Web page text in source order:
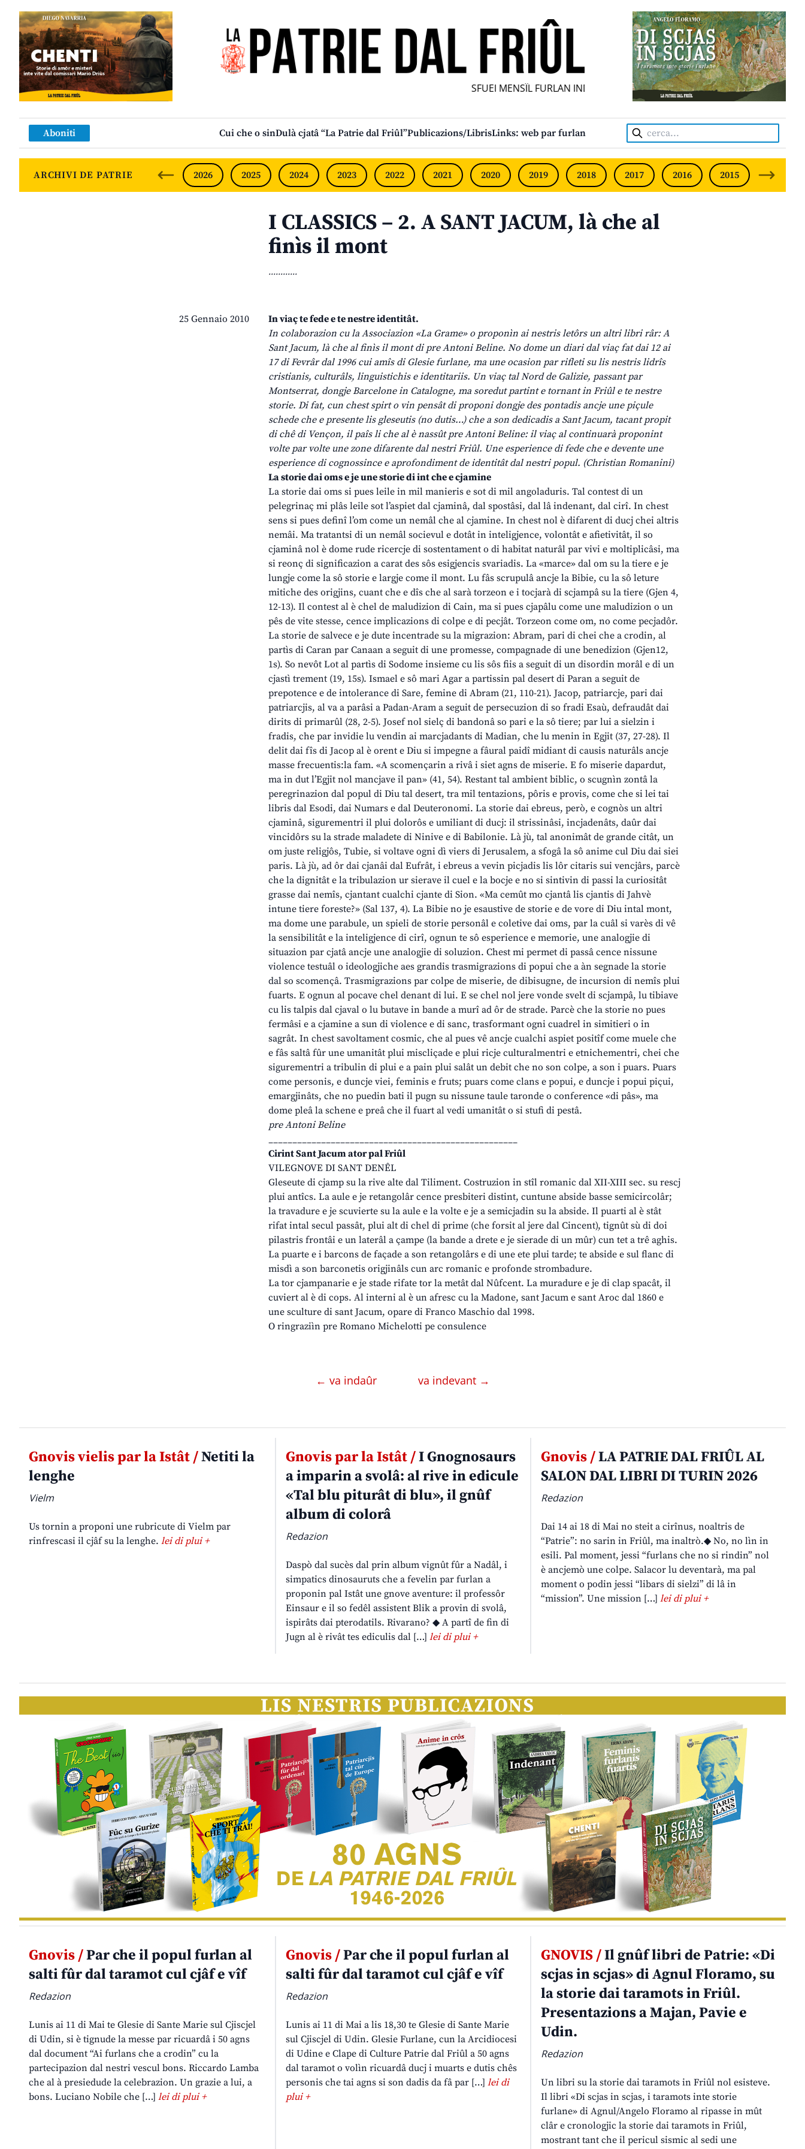
SFUEI MENSÎL FURLAN INDIPENDENT • INDEPENDENT FRIULIAN MONTHLY •
Aboniti Cui che o sinDulà cjatâ “La Patrie dal Friûl”Publicazions/LibrisLinks: web par furlan Cerca:
ARCHIVI DE PATRIE 2026 2025 2024 2023 2022 2021 2020 2019 2018 2017 2016 2015 2014
I CLASSICS – 2. A SANT JACUM, là che al
finìs il mont
............
25 Gennaio 2010
In viaç te fede e te nestre identitât.
In colaborazion cu la Associazion «La Grame» o proponìn ai nestris letôrs un altri libri râr: A
Sant Jacum, là che al finìs il mont di pre Antoni Beline. No dome un diari dal viaç fat dai 12 ai
17 di Fevrâr dal 1996 cui amîs di Glesie furlane, ma une ocasion par rifleti su lis nestris lidrîs
cristianis, culturâls, linguistichis e identitariis. Un viaç tal Nord de Galizie, passant par
Montserrat, dongje Barcelone in Catalogne, ma soredut partint e tornant in Friûl e te nestre
storie. Di fat, cun chest spirt o vin pensât di proponi dongje des pontadis ancje une piçule
schede che e presente lis gleseutis (no dutis…) che a son dedicadis a Sant Jacum, tacant propit
di chê di Vençon, il paîs li che al è nassût pre Antoni Beline: il viaç al continuarà proponint
volte par volte une zone difarente dal nestri Friûl. Une esperience di fede che e devente une
esperience di cognossince e aprofondiment de identitât dal nestri popul. (Christian Romanini)
La storie dai oms e je une storie di int che e cjamine
La storie dai oms si pues leile in mil manieris e sot di mil angoladuris. Tal contest di un
pelegrinaç mi plâs leile sot l’aspiet dal cjaminâ, dal spostâsi, dal lâ indenant, dal cirî. In chest
sens si pues definî l’om come un nemâl che al cjamine. In chest nol è difarent di ducj chei altris
nemâi. Ma tratantsi di un nemâl socievul e dotât in inteligjence, volontât e afietivitât, il so
cjaminâ nol è dome rude ricercje di sostentament o di habitat naturâl par vivi e moltiplicâsi, ma
si reonç di significazion a carat des sôs esigjencis svariadis. La «marce» dal om su la tiere e je
lungje come la sô storie e largje come il mont. Lu fâs scrupulâ ancje la Bibie, cu la sô leture
mitiche des origjins, cuant che e dîs che al sarà torzeon e i tocjarà di scjampâ su la tiere (Gjen 4,
12-13). Il contest al è chel de maludizion di Cain, ma si pues cjapâlu come une maludizion o un
pês de vite stesse, cence implicazions di colpe e di pecjât. Torzeon come om, no come pecjadôr.
La storie de salvece e je dute incentrade su la migrazion: Abram, pari di chei che a crodin, al
partìs di Caran par Canaan a seguit di une promesse, compagnade di une benedizion (Gjen12,
1s). So nevôt Lot al partìs di Sodome insieme cu lis sôs fiis a seguit di un disordin morâl e di un
cjastì trement (19, 15s). Ismael e sô mari Agar a partissin pal desert di Paran a seguit de
prepotence e de intolerance di Sare, femine di Abram (21, 110-21). Jacop, patriarcje, pari dai
patriarcjis, al va a parâsi a Padan-Aram a seguit de persecuzion di so fradi Esaù, defraudât dai
dirits di primarûl (28, 2-5). Josef nol sielç di bandonâ so pari e la sô tiere; par lui a sielzin i
fradis, che par invidie lu vendin ai marcjadants di Madian, che lu menin in Egjit (37, 27-28). Il
delit dai fîs di Jacop al è orent e Diu si impegne a fâural paidî midiant di causis naturâls ancje
masse frecuentis:la fam. «A scomençarin a rivâ i siet agns de miserie. E fo miserie dapardut,
ma in dut l’Egjit nol mancjave il pan» (41, 54). Restant tal ambient biblic, o scugnìn zontâ la
peregrinazion dal popul di Diu tal desert, tra mil tentazions, pôris e provis, come che si lei tai
libris dal Esodi, dai Numars e dal Deuteronomi. La storie dai ebreus, però, e cognòs un altri
cjaminâ, sigurementri il plui dolorôs e umiliant di ducj: il strissinâsi, incjadenâts, daûr dai
vincidôrs su la strade maladete di Ninive e di Babilonie. Là jù, tal anonimât de grande citât, un
om juste religjôs, Tubie, si voltave ogni dì viers di Jerusalem, a sfogâ la sô anime cul Diu dai siei
paris. Là jù, ad ôr dai cjanâi dal Eufrât, i ebreus a vevin picjadis lis lôr citaris sui vencjârs, parcè
che la dignitât e la tribulazion ur sierave il cuel e la bocje e no si sintivin di passi la curiositât
grasse dai nemîs, cjantant cualchi cjante di Sion. «Ma cemût mo cjantâ lis cjantis di Jahvè
intune tiere foreste?» (Sal 137, 4). La Bibie no je esaustive de storie e de vore di Diu intal mont,
ma dome une parabule, un spieli de storie personâl e coletive dai oms, par la cuâl si varès di vê
la sensibilitât e la inteligjence di cirî, ognun te sô esperience e memorie, une analogjie di
situazion par cjatâ ancje une analogjie di soluzion. Chest mi permet di passâ cence nissune
violence testuâl o ideologjiche aes grandis trasmigrazions di popui che a àn segnade la storie
dal so scomençâ. Trasmigrazions par colpe de miserie, de dibisugne, de incursion di nemîs plui
fuarts. E ognun al pocave chel denant di lui. E se chel nol jere vonde svelt di scjampâ, lu tibiave
cu lis talpis dal cjaval o lu butave in bande a murî ad ôr de strade. Parcè che la storie no pues
fermâsi e a cjamine a sun di violence e di sanc, trasformant ogni cuadrel in simitieri o in
sagrât. In chest savoltament cosmic, che al pues vê ancje cualchi aspiet positîf come muele che
e fâs saltâ fûr une umanitât plui miscliçade e plui ricje culturalmentri e etnichementri, chei che
sigurementri a tribulin di plui e a pain plui salât un debit che no son colpe, a son i puars. Puars
come personis, e duncje viei, feminis e fruts; puars come clans e popui, e duncje i popui piçui,
emargjinâts, che no puedin bati il pugn su nissune taule taronde o conference «di pâs», ma
dome pleâ la schene e preâ che il fuart al vedi umanitât o si stufi di pestâ.
pre Antoni Beline
____________________________________________________
Cirint Sant Jacum ator pal Friûl
VILEGNOVE DI SANT DENÊL
Gleseute di cjamp su la rive alte dal Tiliment. Costruzion in stîl romanic dal XII-XIII sec. su rescj
plui antîcs. La aule e je retangolâr cence presbiteri distint, cuntune abside basse semicircolâr;
la travadure e je scuvierte su la aule e la volte e je a semicjadin su la abside. Il puarti al è stât
rifat intal secul passât, plui alt di chel di prime (che forsit al jere dal Cincent), tignût sù di doi
pilastris frontâi e un laterâl a çampe (la bande a drete e je sierade di un mûr) cun tet a trê aghis.
La puarte e i barcons de façade a son retangolârs e di une ete plui tarde; te abside e sul flanc di
misdì a son barconetis origjinâls cun arc romanic e profonde strombadure.
La tor cjampanarie e je stade rifate tor la metât dal Nûfcent. La muradure e je di clap spacât, il
cuviert al è di cops. Al interni al è un afresc cu la Madone, sant Jacum e sant Aroc dal 1860 e
une sculture di sant Jacum, opare di Franco Maschio dal 1998.
O ringraziìn pre Romano Michelotti pe consulence
← va indaûr va indevant →
Gnovis vielis par la Istât /Netiti la
lenghe
Vielm
Us tornin a proponi une rubricute di Vielm par
rinfrescasi il cjâf su la lenghe. lei di plui +
Gnovis par la Istât /I Gnognosaurs
a imparin a svolâ: al rive in edicule
«Tal blu piturât di blu», il gnûf
album di colorâ
Redazion
Daspò dal sucès dal prin album vignût fûr a Nadâl, i
simpatics dinosauruts che a fevelin par furlan a
proponin pal Istât une gnove aventure: il professôr
Einsaur e il so fedêl assistent Blik a provin di svolâ,
ispirâts dai pterodatils. Rivarano? ◆ A partî de fin di
Jugn al è rivât tes ediculis dal […] lei di plui +
Gnovis /LA PATRIE DAL FRIÛL AL
SALON DAL LIBRI DI TURIN 2026
Redazion
Dai 14 ai 18 di Mai no steit a cirînus, noaltris de
“Patrie”: no sarin in Friûl, ma inaltrò.◆ No, no lìn in
esili. Pal moment, jessi “furlans che no si rindin” nol
è ancjemò une colpe. Salacor lu deventarà, ma pal
moment o podin jessi “libars di sielzi” di lâ in
“mission”. Une mission […]lei di plui +
Gnovis /Par che il popul furlan al
salti fûr dal taramot cul cjâf e vîf
Redazion
Lunis ai 11 di Mai te Glesie di Sante Marie sul Cjiscjel
di Udin, si è tignude la messe par ricuardâ i 50 agns
dal document “Ai furlans che a crodin” cu la
partecipazion dal nestri vescul bons. Riccardo Lamba
che al à presiedude la celebrazion. Un grazie a lui, a
bons. Luciano Nobile che […] lei di plui +
Gnovis /Par che il popul furlan al
salti fûr dal taramot cul cjâf e vîf
Redazion
Lunis ai 11 di Mai a lis 18,30 te Glesie di Sante Marie
sul Cjiscjel di Udin. Glesie Furlane, cun la Arcidiocesi
di Udine e Clape di Culture Patrie dal Friûl a 50 agns
dal taramot o volìn ricuardâ ducj i muarts e dutis chês
personis che tai agns si son dadis da fâ par […] lei di
plui +
GNOVIS /Il gnûf libri de Patrie: «Di
scjas in scjas» di Agnul Floramo, su
la storie dai taramots in Friûl.
Presentazions a Majan, Pavie e
Udin.
Redazion
Un libri su la storie dai taramots in Friûl nol esisteve.
Il libri «Di scjas in scjas, i taramots inte storie
furlane» di Agnul/Angelo Floramo al ripasse in mût
clâr e cronologjic la storie dai taramots in Friûl,
mostrant tant che il pericul sismic al sedi une